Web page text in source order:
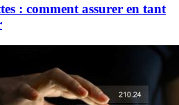
: comment assurer en tant